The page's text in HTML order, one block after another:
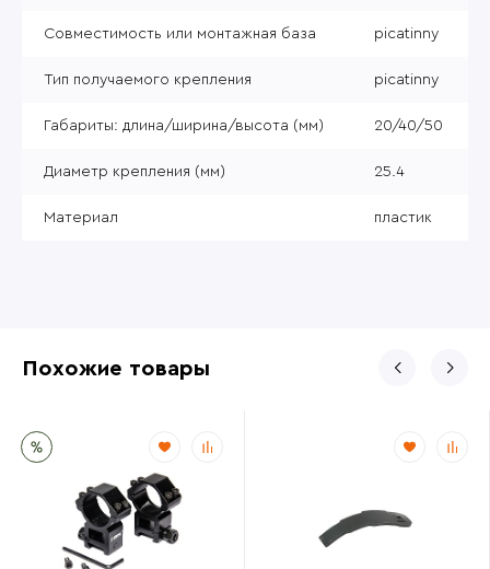
Совместимость или монтажная база picatinny
Тип получаемого крепления picatinny
Габариты: длина/ширина/высота (мм) 20/40/50
Диаметр крепления (мм) 25.4
Материал пластик
Похожие товары